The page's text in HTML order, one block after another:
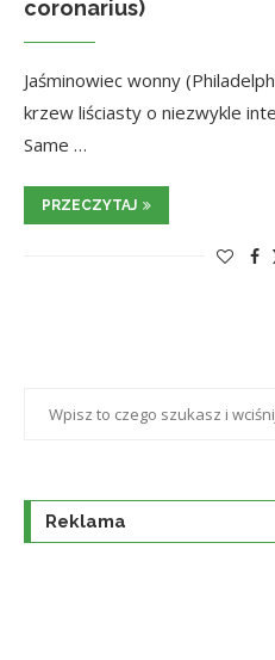
coronarius)
Jaśminowiec wonny
krzew liściasty o niezwykle
Same …
PRZECZYTAJ
Reklama